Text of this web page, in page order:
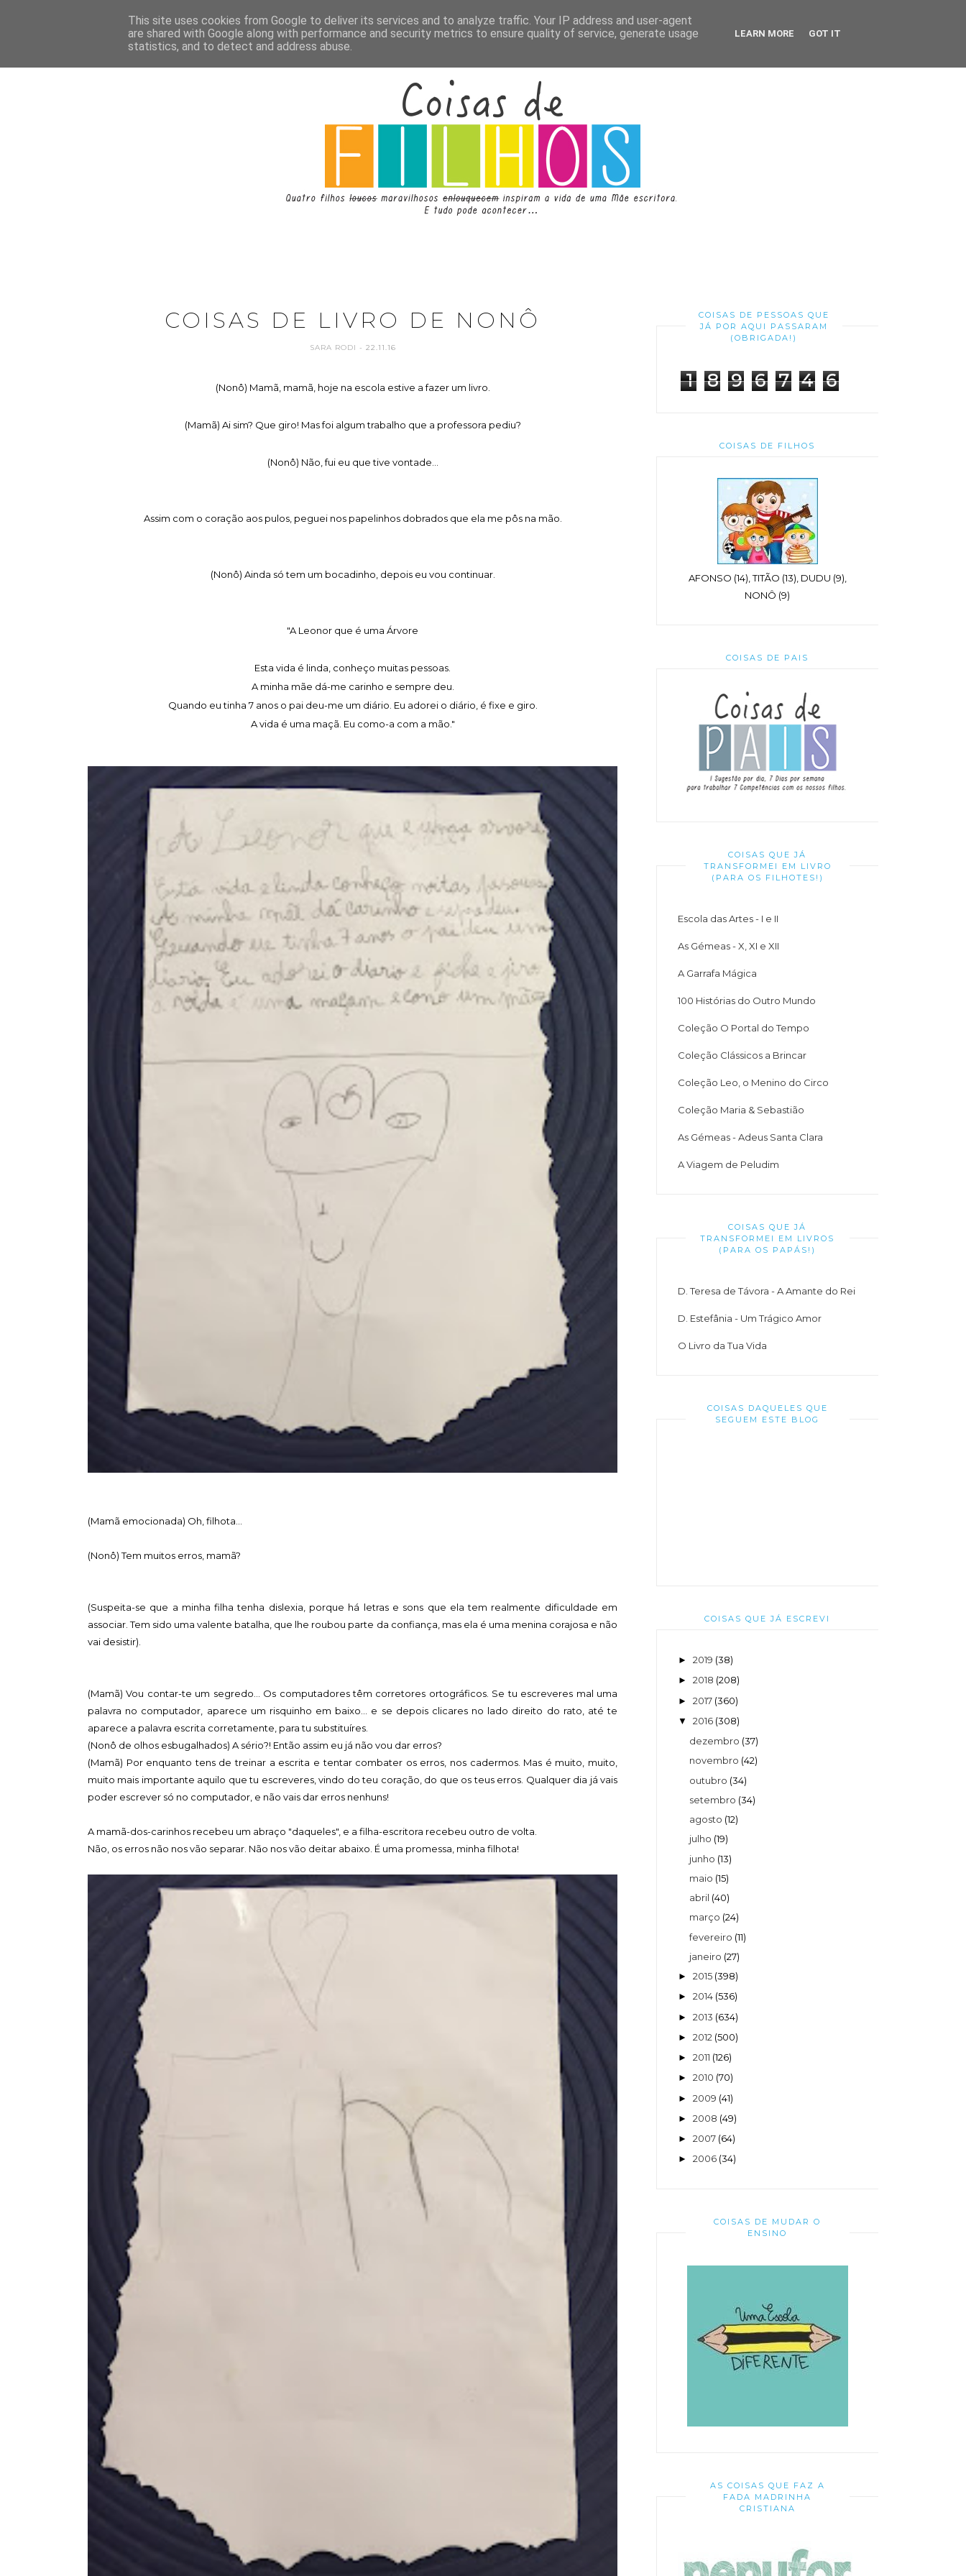
COISAS DE LIVRO DE NONÔ
SARA RODI - 22.11.16
(Nonô) Mamã, mamã, hoje na escola estive a fazer um livro.
(Mamã) Ai sim? Que giro! Mas foi algum trabalho que a professora pediu?
(Nonô) Não, fui eu que tive vontade...
Assim com o coração aos pulos, peguei nos papelinhos dobrados que ela me pôs na mão.
(Nonô) Ainda só tem um bocadinho, depois eu vou continuar.
"A Leonor que é uma Árvore
Esta vida é linda, conheço muitas pessoas.
A minha mãe dá-me carinho e sempre deu.
Quando eu tinha 7 anos o pai deu-me um diário. Eu adorei o diário, é fixe e giro.
A vida é uma maçã. Eu como-a com a mão."
(Mamã emocionada) Oh, filhota...
(Nonô) Tem muitos erros, mamã?
(Suspeita-se que a minha filha tenha dislexia, porque há letras e sons que ela tem realmente dificuldade em
associar. Tem sido uma valente batalha, que lhe roubou parte da confiança, mas ela é uma menina corajosa e não
vai desistir).
(Mamã) Vou contar-te um segredo... Os computadores têm corretores ortográficos. Se tu escreveres mal uma
palavra no computador, aparece um risquinho em baixo... e se depois clicares no lado direito do rato, até te
aparece a palavra escrita corretamente, para tu substituíres.
(Nonô de olhos esbugalhados) A sério?! Então assim eu já não vou dar erros?
(Mamã) Por enquanto tens de treinar a escrita e tentar combater os erros, nos cadermos. Mas é muito, muito,
muito mais importante aquilo que tu escreveres, vindo do teu coração, do que os teus erros. Qualquer dia já vais
poder escrever só no computador, e não vais dar erros nenhuns!
A mamã-dos-carinhos recebeu um abraço "daqueles", e a filha-escritora recebeu outro de volta.
Não, os erros não nos vão separar. Não nos vão deitar abaixo. É uma promessa, minha filhota!
COISAS DE PESSOAS QUE
JÁ POR AQUI PASSARAM
(OBRIGADA!)
1 8 9 6 7 4 6
COISAS DE FILHOS
AFONSO (14), TITÃO (13), DUDU (9),
NONÔ (9)
COISAS DE PAIS
COISAS QUE JÁ
TRANSFORMEI EM LIVRO
(PARA OS FILHOTES!)
Escola das Artes - I e II
As Gémeas - X, XI e XII
A Garrafa Mágica
100 Histórias do Outro Mundo
Coleção O Portal do Tempo
Coleção Clássicos a Brincar
Coleção Leo, o Menino do Circo
Coleção Maria & Sebastião
As Gémeas - Adeus Santa Clara
A Viagem de Peludim
COISAS QUE JÁ
TRANSFORMEI EM LIVROS
(PARA OS PAPÁS!)
D. Teresa de Távora - A Amante do Rei
D. Estefânia - Um Trágico Amor
O Livro da Tua Vida
COISAS DAQUELES QUE
SEGUEM ESTE BLOG
COISAS QUE JÁ ESCREVI
► 2019 (38)
► 2018 (208)
► 2017 (360)
▼ 2016 (308)
dezembro (37)
novembro (42)
outubro (34)
setembro (34)
agosto (12)
julho (19)
junho (13)
maio (15)
abril (40)
março (24)
fevereiro (11)
janeiro (27)
► 2015 (398)
► 2014 (536)
► 2013 (634)
► 2012 (500)
► 2011 (126)
► 2010 (70)
► 2009 (41)
► 2008 (49)
► 2007 (64)
► 2006 (34)
COISAS DE MUDAR O
ENSINO
AS COISAS QUE FAZ A
FADA MADRINHA
CRISTIANA
This site uses cookies from Google to deliver its services and to analyze traffic. Your IP address and user-agent
are shared with Google along with performance and security metrics to ensure quality of service, generate usage
statistics, and to detect and address abuse.
LEARN MORE GOT IT